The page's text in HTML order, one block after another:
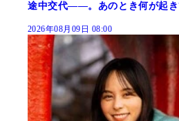
途中交代――。あのとき何が起き
2026年08月09日 08:00